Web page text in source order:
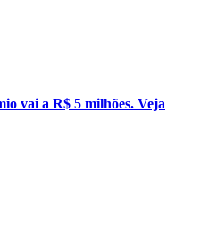
vai a R$ 5 milhões. Veja